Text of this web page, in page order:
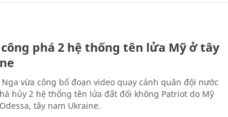
phá 2 hệ thống tên lửa Mỹ ở tây
vừa công bố đoạn video quay cảnh quân đội nước
hủy 2 hệ thống tên lửa đất đối không Patriot do Mỹ
tây nam Ukraine.